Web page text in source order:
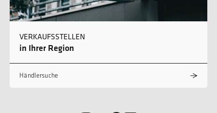
VERKAUFSSTELLEN
in Ihrer Region
Händlersuche